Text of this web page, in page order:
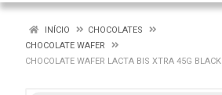
INÍCIO
CHOCOLATES
CHOCOLATE WAFER
CHOCOLATE WAFER LACTA BIS XTRA 45G BLACK